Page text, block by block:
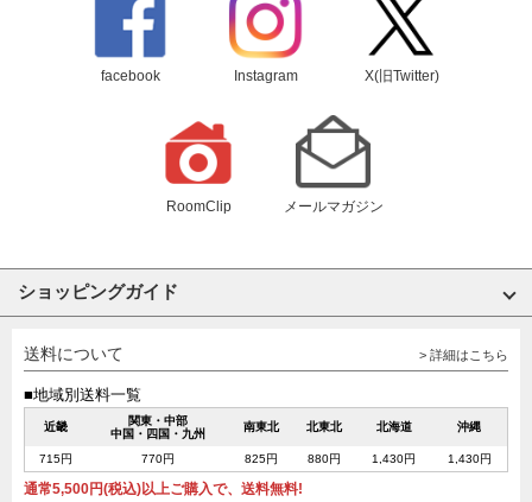
facebook Instagram X(旧Twitter)
RoomClip メールマガジン
ショッピングガイド
送料について > 詳細はこちら
■地域別送料一覧
近畿
関東・中部
中国・四国・九州
南東北 北東北 北海道 沖縄
715円 770円 825円 880円 1,430円 1,430円
通常5,500円(税込)以上ご購入で、送料無料!